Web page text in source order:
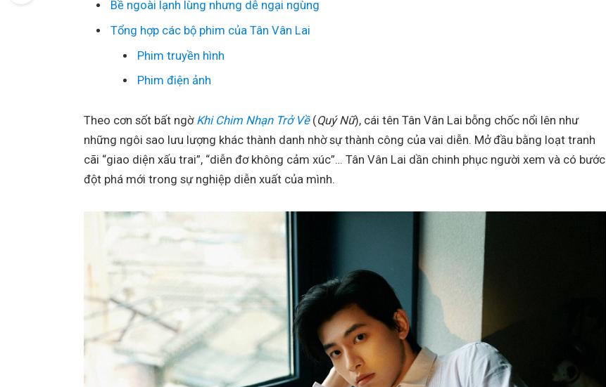
Bề ngoài lạnh lùng nhưng dễ ngại ngùng
Tổng hợp các bộ phim của Tân Vân Lai
Phim truyền hình
Phim điện ảnh
Theo cơn sốt bất ngờ Khi Chim Nhạn Trở Về(Quý Nữ), cái tên Tân Vân Lai bỗng chốc nổi lên như
những ngôi sao lưu lượng khác thành danh nhờ sự thành công của vai diễn. Mở đầu bằng loạt tranh
cãi “giao diện xấu trai”, “diễn đơ không cảm xúc”… Tân Vân Lai dần chinh phục người xem và có bước
đột phá mới trong sự nghiệp diễn xuất của mình.